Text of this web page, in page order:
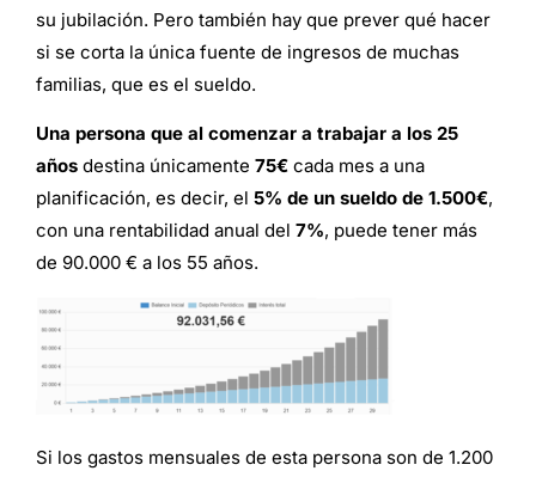
su jubilación. Pero también hay que prever qué hacer
si se corta la única fuente de ingresos de muchas
familias, que es el sueldo.
Una persona que al comenzar a trabajar a los 25
años destina únicamente 75€ cada mes a una
planificación, es decir, el 5% de un sueldo de 1.500€,
con una rentabilidad anual del 7%, puede tener más
de 90.000 € a los 55 años.
Si los gastos mensuales de esta persona son de 1.200